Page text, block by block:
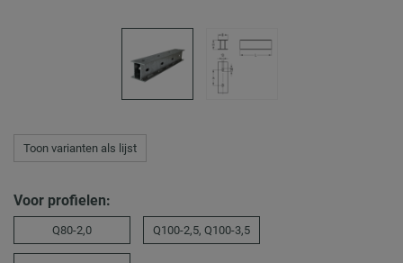
Toon varianten als lijst
Voor profielen:
Q80-2,0 Q100-2,5, Q100-3,5